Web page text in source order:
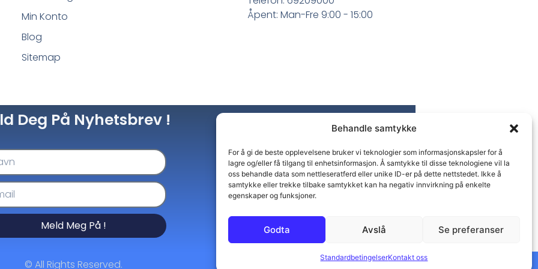
Behandle samtykke
For å gi de beste opplevelsene bruker vi teknologier som informasjonskapsler for å
lagre og/eller få tilgang til enhetsinformasjon. Å samtykke til disse teknologiene vil la
oss behandle data som nettleseratferd eller unike ID-er på dette nettstedet. Ikke å
samtykke eller trekke tilbake samtykket kan ha negativ innvirkning på enkelte
egenskaper og funksjoner.
Godta Avslå Se preferanser
StandardbetingelserKontakt oss
Min Konto
Blog
Sitemap
Åpent: Man-Fre 9:00 - 15:00
Deg På Nyhetsbrev !
Meld Meg På !
© All Rights Reserved.